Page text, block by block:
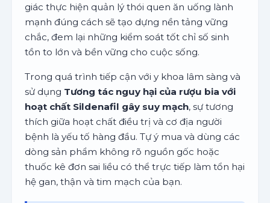
giác thực hiện quản lý thói quen ăn uống lành
mạnh đúng cách sẽ tạo dựng nền tảng vững
chắc, đem lại những kiểm soát tốt chỉ số sinh
tồn to lớn và bền vững cho cuộc sống.
Trong quá trình tiếp cận với y khoa lâm sàng và
sử dụng Tương tác nguy hại của rượu bia với
hoạt chất Sildenafil gây suy mạch, sự tương
thích giữa hoạt chất điều trị và cơ địa người
bệnh là yếu tố hàng đầu. Tự ý mua và dùng các
dòng sản phẩm không rõ nguồn gốc hoặc
thuốc kê đơn sai liều có thể trực tiếp làm tổn hại
hệ gan, thận và tim mạch của bạn.